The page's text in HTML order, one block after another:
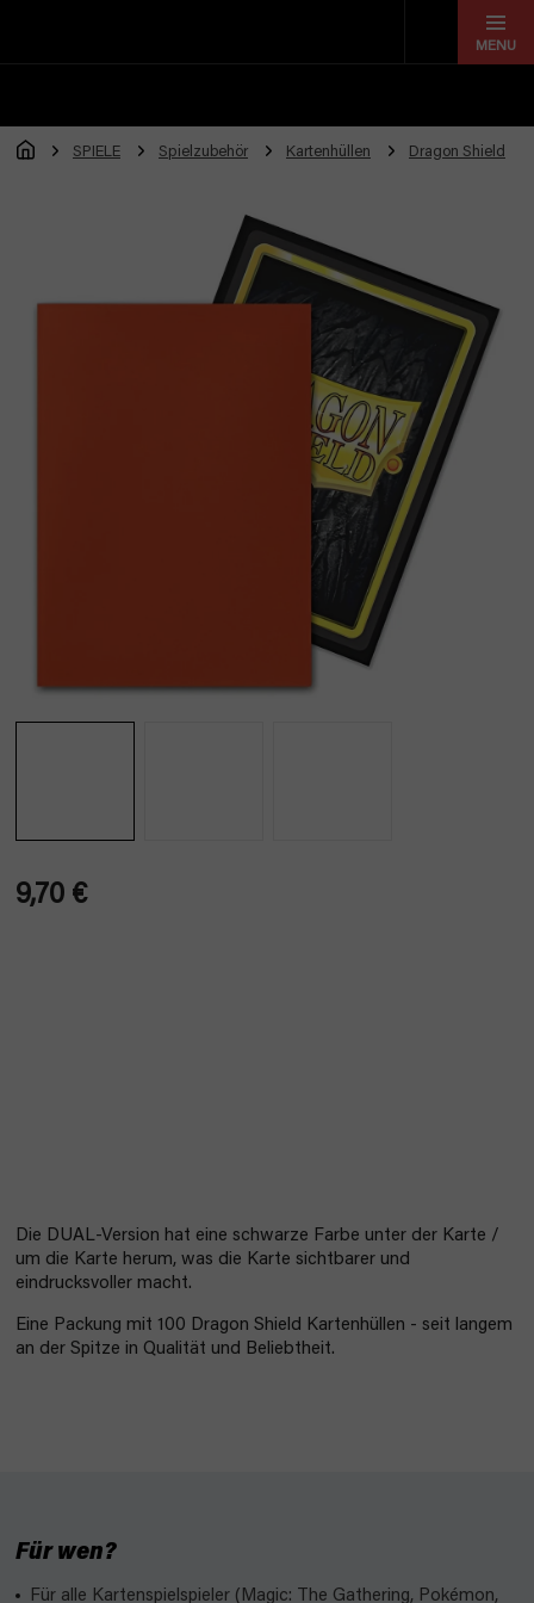
SPIELE Spielzubehör Kartenhüllen Dragon Shield
9,70 €
Die DUAL-Version hat eine schwarze Farbe unter der Karte /
um die Karte herum, was die Karte sichtbarer und
eindrucksvoller macht.
Eine Packung mit 100 Dragon Shield Kartenhüllen - seit langem
an der Spitze in Qualität und Beliebtheit.
Für wen?
Für alle Kartenspielspieler (Magic: The Gathering, Pokémon,